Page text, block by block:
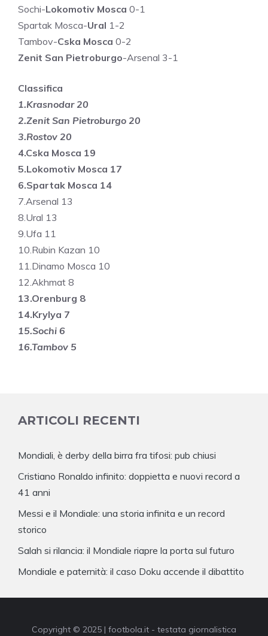
Sochi-Lokomotiv Mosca 0-1
Spartak Mosca-Ural 1-2
Tambov-Cska Mosca 0-2
Zenit San Pietroburgo-Arsenal 3-1
Classifica
1.Krasnodar 20
2.Zenit San Pietroburgo 20
3.Rostov 20
4.Cska Mosca 19
5.Lokomotiv Mosca 17
6.Spartak Mosca 14
7.Arsenal 13
8.Ural 13
9.Ufa 11
10.Rubin Kazan 10
11.Dinamo Mosca 10
12.Akhmat 8
13.Orenburg 8
14.Krylya 7
15.Sochi 6
16.Tambov 5
ARTICOLI RECENTI
Mondiali, è derby della birra fra tifosi: pub chiusi
Cristiano Ronaldo infinito: doppietta e nuovi record a
41 anni
Messi e il Mondiale: una storia infinita e un record
storico
Salah si rilancia: il Mondiale riapre la porta sul futuro
Mondiale e paternità: il caso Doku accende il dibattito
Copyright © 2025 | footbola.it - testata giornalistica